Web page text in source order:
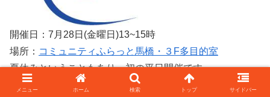
開催日：7月28日(金曜日)13~15時
場所： コミュニティふらっと馬橋・３F多目的室
夏休みということもあり、初の平日開催です。
メニュー ホーム 検索 トップ サイドバー